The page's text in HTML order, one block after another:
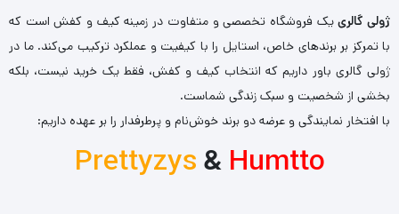
ژولی گالرییک فروشگاه تخصصی و متفاوت در زمینه کیف و کفش است که
با تمرکز بر برندهای خاص، استایل را با کیفیت و عملکرد ترکیب می‌کند. ما در
ژولی گالری باور داریم که انتخاب کیف و کفش، فقط یک خرید نیست، بلکه
بخشی از شخصیت و سبک زندگی شماست.
با افتخار نمایندگی و عرضه دو برند خوش‌نام و پرطرفدار را بر عهده داریم:
Prettyzys& Humtto